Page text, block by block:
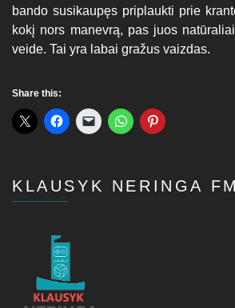
bando susikaupęs priplaukti prie
kokį nors manevrą, pas juos
veide. Tai yra labai gražus vaizdas.
Share this:
KLAUSYK NERINGA FM